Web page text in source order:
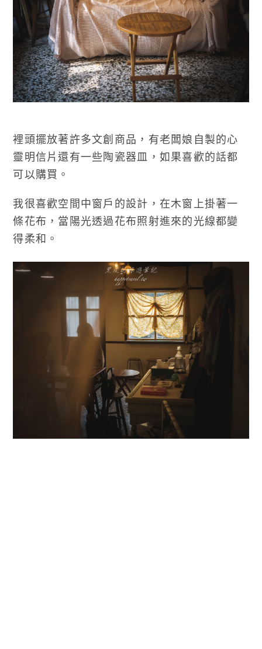
裡頭擺放著許多文創商品，有老闆娘自製的心
靈明信片還有一些陶瓷器皿，如果喜歡的話都
可以購買。
我很喜歡空間中窗戶的設計，在木窗上掛著一
條花布，當陽光透過花布照射進來的光線都變
得柔和。